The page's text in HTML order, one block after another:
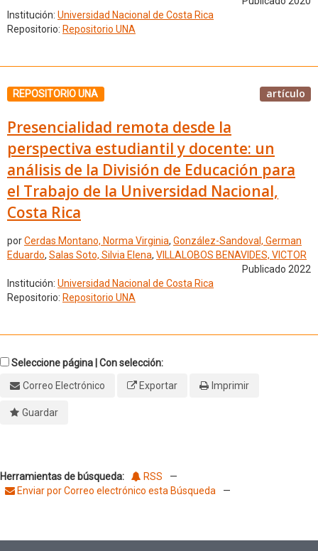
Institución: Universidad Nacional de Costa Rica
Repositorio: Repositorio UNA
REPOSITORIO UNA artículo
Presencialidad remota desde la
perspectiva estudiantil y docente: un
análisis de la División de Educación para
el Trabajo de la Universidad Nacional,
Costa Rica
porCerdas Montano, Norma Virginia, González-Sandoval, German
Eduardo, Salas Soto, Silvia Elena, VILLALOBOS BENAVIDES, VICTOR
Publicado 2022
Institución: Universidad Nacional de Costa Rica
Repositorio: Repositorio UNA
Seleccione página | Con selección:
Correo Electrónico
Exportar Imprimir
Guardar
Herramientas de búsqueda: RSS
—
Enviar por Correo electrónico esta Búsqueda
—